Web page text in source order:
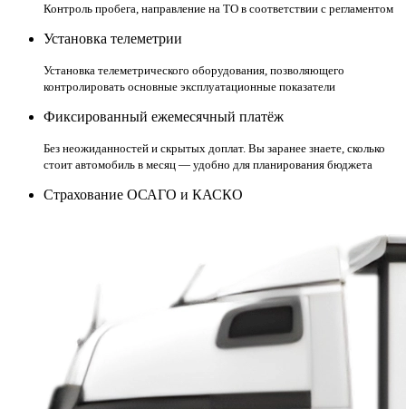
Контроль пробега, направление на ТО в соответствии с регламентом
Установка телеметрии
Установка телеметрического оборудования, позволяющего
контролировать основные эксплуатационные показатели
Фиксированный ежемесячный платёж
Без неожиданностей и скрытых доплат. Вы заранее знаете, сколько
стоит автомобиль в месяц — удобно для планирования бюджета
Страхование ОСАГО и КАСКО